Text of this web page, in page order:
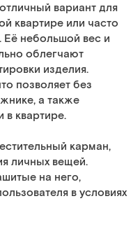
вариант для
квартире или часто
Её небольшой вес и
облегчают
изделия.
позволяет без
а также
в квартире.
карман,
личных вещей.
на него,
в условиях